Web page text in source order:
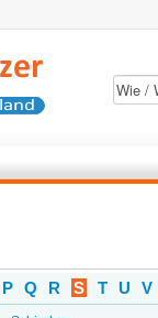
P Q R S T U V